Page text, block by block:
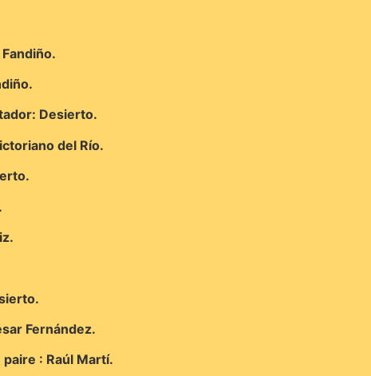
Desierto.
del Río.
Fernández.
: Raúl Martí.